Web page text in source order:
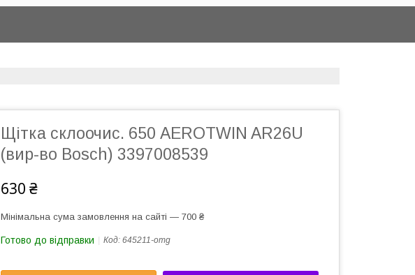
Щітка склоочис. 650 AEROTWIN AR26U
(вир-во Bosch) 3397008539
630 ₴
Мінімальна сума замовлення на сайті — 700 ₴
Готово до відправки Код: 645211-omg